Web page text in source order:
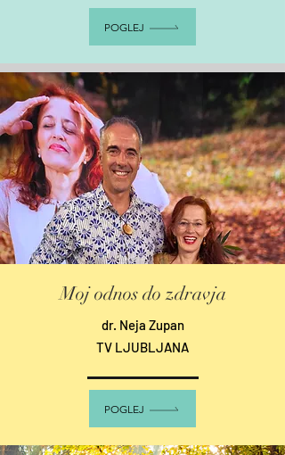
POGLEJ
Moj odnos do zdravja
dr. Neja Zupan
TV LJUBLJANA
POGLEJ